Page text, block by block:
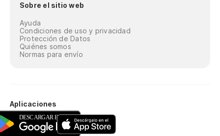
Sobre el sitio web
Ayuda
Condiciones de uso y privacidad
Protección de Datos
Quiénes somos
Normas para envío
Aplicaciones